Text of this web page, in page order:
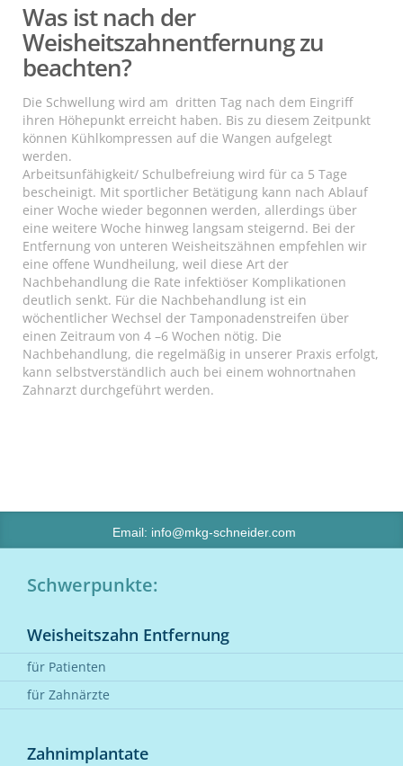
Schwerpunkte:
Weisheitszahn Entfernung
für Patienten
für Zahnärzte
Zahnimplantate
Email: info@mkg-schneider.com
Was ist nach der
Weisheitszahnentfernung zu
beachten?
Die Schwellung wird am dritten Tag nach dem Eingriff
ihren Höhepunkt erreicht haben. Bis zu diesem Zeitpunkt
können Kühlkompressen auf die Wangen aufgelegt
werden.
Arbeitsunfähigkeit/ Schulbefreiung wird für ca 5 Tage
bescheinigt. Mit sportlicher Betätigung kann nach Ablauf
einer Woche wieder begonnen werden, allerdings über
eine weitere Woche hinweg langsam steigernd. Bei der
Entfernung von unteren Weisheitszähnen empfehlen wir
eine offene Wundheilung, weil diese Art der
Nachbehandlung die Rate infektiöser Komplikationen
deutlich senkt. Für die Nachbehandlung ist ein
wöchentlicher Wechsel der Tamponadenstreifen über
einen Zeitraum von 4 –6 Wochen nötig. Die
Nachbehandlung, die regelmäßig in unserer Praxis erfolgt,
kann selbstverständlich auch bei einem wohnortnahen
Zahnarzt durchgeführt werden.